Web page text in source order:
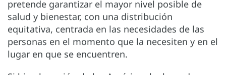
pretende garantizar el mayor nivel posible de
salud y bienestar, con una distribución
equitativa, centrada en las necesidades de las
personas en el momento que la necesiten y en el
lugar en que se encuentren.